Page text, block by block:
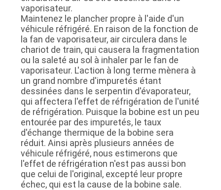
CONFIDENTIALITÉ
vaporisateur.
Maintenez le plancher propre à l'aide d'un
véhicule réfrigéré. En raison de la fonction de
la fan de vaporisateur, air circulera dans le
chariot de train, qui causera la fragmentation
ou la saleté au sol à inhaler par le fan de
vaporisateur. L'action à long terme mènera à
un grand nombre d'impuretés étant
dessinées dans le serpentin d'évaporateur,
qui affectera l'effet de réfrigération de l'unité
de réfrigération. Puisque la bobine est un peu
entourée par des impuretés, le taux
d'échange thermique de la bobine sera
réduit. Ainsi après plusieurs années de
véhicule réfrigéré, nous estimerons que
l'effet de réfrigération n'est pas aussi bon
que celui de l'original, excepté leur propre
échec, qui est la cause de la bobine sale.